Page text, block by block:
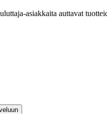
asiakkaita auttavat